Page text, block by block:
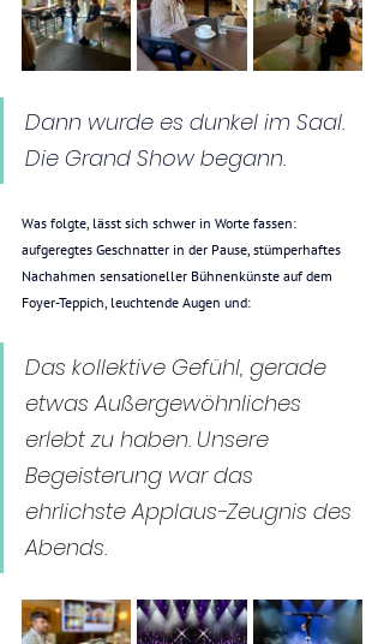
Dann wurde es dunkel im Saal.
Die Grand Show begann.
Was folgte, lässt sich schwer in Worte fassen:
aufgeregtes Geschnatter in der Pause, stümperhaftes
Nachahmen sensationeller Bühnenkünste auf dem
Foyer-Teppich, leuchtende Augen und:
Das kollektive Gefühl, gerade
etwas Außergewöhnliches
erlebt zu haben. Unsere
Begeisterung war das
ehrlichste Applaus-Zeugnis des
Abends.